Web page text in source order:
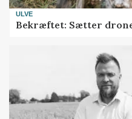
ULVE
Bekræftet: Sætter